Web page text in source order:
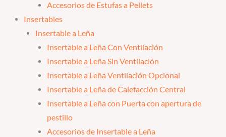
Accesorios de Estufas a Pellets
Insertables
Insertable a Leña
Insertable a Leña Con Ventilación
Insertable a Leña Sin Ventilación
Insertable a Leña Ventilación Opcional
Insertable a Leña de Calefacción Central
Insertable a Leña con Puerta con apertura de
pestillo
Accesorios de Insertable a Leña